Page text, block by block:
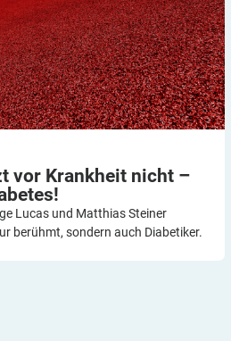
vor Krankheit nicht –
Lucas und Matthias Steiner
berühmt, sondern auch Diabetiker.